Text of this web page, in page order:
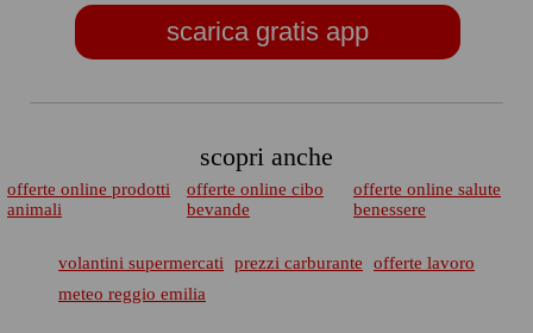
scarica gratis app
scopri anche
offerte online prodotti
animali
offerte online cibo
bevande
offerte online salute
benessere
volantini supermercati prezzi carburante
offerte lavoro
meteo reggio emilia